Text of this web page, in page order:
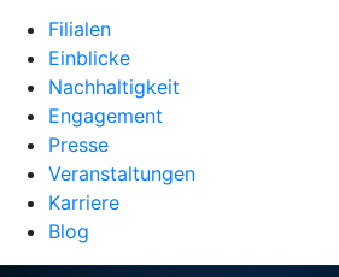
Filialen
Einblicke
Nachhaltigkeit
Engagement
Presse
Veranstaltungen
Karriere
Blog